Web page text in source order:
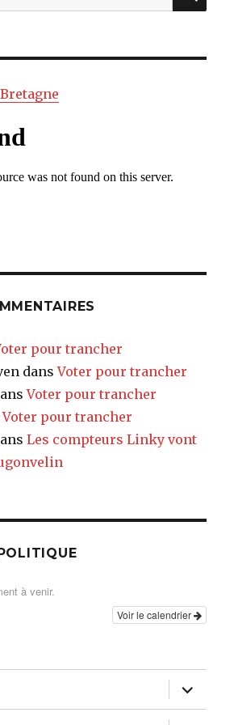
pour trancher
dansVoter pour trancher
Voter pour trancher
Voter pour trancher
Les compteurs Linky vont
à venir.
Voir le calendrier
ouvrir
le
sous-